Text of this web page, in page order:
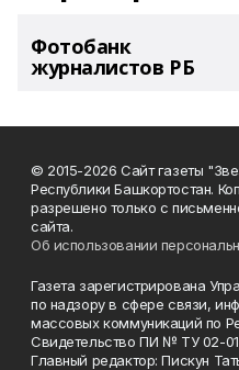
Фотобанк
журналистов РБ
© 2015-2026 Сайт газеты
Республики Башкортостан.
разрешено только с
сайта.
Об использовании
Газета зарегистрирована
по надзору в сфере связи,
массовых коммуникаций по
Свидетельство ПИ № ТУ 02-
Главный редактор: Пискун